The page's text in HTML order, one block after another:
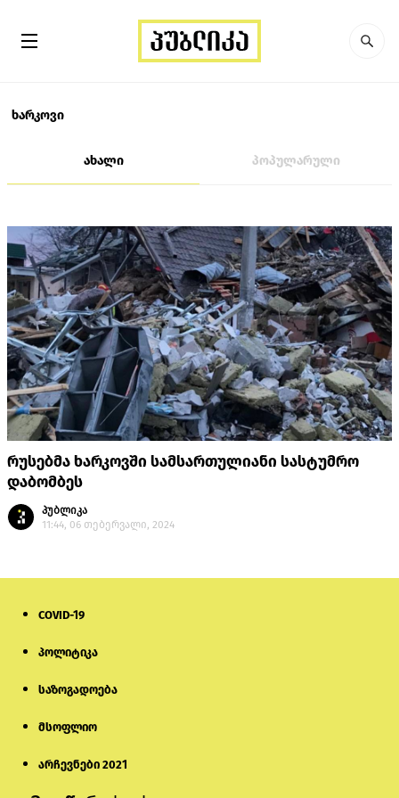
ხარკოვი
ახალი პოპულარული
რუსებმა ხარკოვში სამსართულიანი სასტუმრო
დაბომბეს
პუბლიკა
11:44, 06 თებერვალი, 2024
COVID-19
პოლიტიკა
საზოგადოება
მსოფლიო
არჩევნები 2021